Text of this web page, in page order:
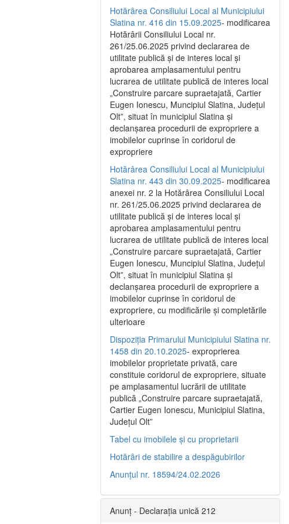
Hotărârea Consiliului Local al Municipiului
Slatina nr. 416 din 15.09.2025- modificarea
Hotărârii Consiliului Local nr.
261/25.06.2025 privind declararea de
utilitate publică și de interes local și
aprobarea amplasamentului pentru
lucrarea de utilitate publică de interes local
„Construire parcare supraetajată, Cartier
Eugen Ionescu, Muncipiul Slatina, Județul
Olt”, situat în municipiul Slatina și
declanșarea procedurii de expropriere a
imobilelor cuprinse în coridorul de
expropriere
Hotărârea Consiliului Local al Municipiului
Slatina nr. 443 din 30.09.2025- modificarea
anexei nr. 2 la Hotărârea Consiliului Local
nr. 261/25.06.2025 privind declararea de
utilitate publică şi de interes local şi
aprobarea amplasamentului pentru
lucrarea de utilitate publică de interes local
„Construire parcare supraetajată, Cartier
Eugen Ionescu, Muncipiul Slatina, Judeţul
Olt”, situat în municipiul Slatina şi
declanşarea procedurii de expropriere a
imobilelor cuprinse în coridorul de
expropriere, cu modificările şi completările
ulterioare
Dispoziția Primarului Municipiului Slatina nr.
1458 din 20.10.2025- exproprierea
imobilelor proprietate privată, care
constituie coridorul de expropriere, situate
pe amplasamentul lucrării de utilitate
publică „Construire parcare supraetajată,
Cartier Eugen Ionescu, Municipiul Slatina,
Județul Olt”
Tabel cu imobilele și cu proprietarii
Hotărâri de stabilire a despăgubirilor
Anunțul nr. 18594/24.02.2026
Anunț - Declarația unică 212